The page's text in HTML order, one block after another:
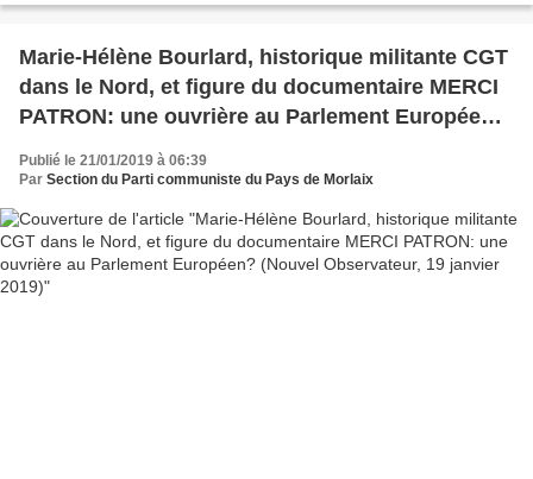
Marie-Hélène Bourlard, historique militante CGT
dans le Nord, et figure du documentaire MERCI
PATRON: une ouvrière au Parlement Européen?
(Nouvel Observateur, 19 janvier 2019)
Publié le 21/01/2019 à 06:39
Par Section du Parti communiste du Pays de Morlaix